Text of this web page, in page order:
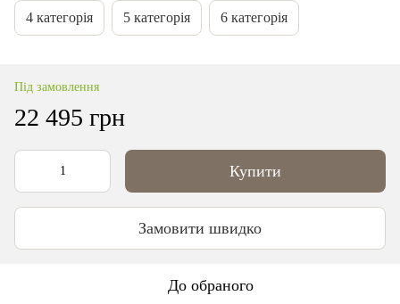
4 категорія 5 категорія 6 категорія
Під замовлення
22 495 грн
Купити
Замовити швидко
До обраного